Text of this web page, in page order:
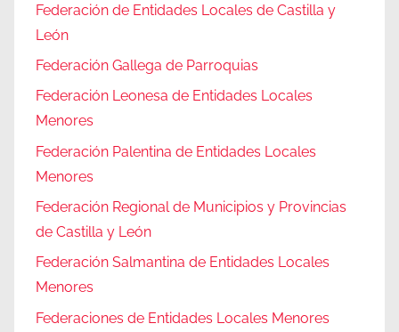
Federación de Entidades Locales de Castilla y
León
Federación Gallega de Parroquias
Federación Leonesa de Entidades Locales
Menores
Federación Palentina de Entidades Locales
Menores
Federación Regional de Municipios y Provincias
de Castilla y León
Federación Salmantina de Entidades Locales
Menores
Federaciones de Entidades Locales Menores